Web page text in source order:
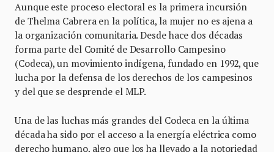
Aunque este proceso electoral es la primera incursión
de Thelma Cabrera en la política, la mujer no es ajena a
la organización comunitaria. Desde hace dos décadas
forma parte del Comité de Desarrollo Campesino
(Codeca), un movimiento indígena, fundado en 1992, que
lucha por la defensa de los derechos de los campesinos
y del que se desprende el MLP.
Una de las luchas más grandes del Codeca en la última
década ha sido por el acceso a la energía eléctrica como
derecho humano, algo que los ha llevado a la notoriedad